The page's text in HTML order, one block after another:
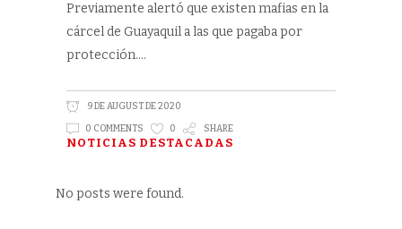
Previamente alertó que existen mafias en la
cárcel de Guayaquil a las que pagaba por
protección.
9 DE AUGUST DE 2020
0 COMMENTS 0 SHARE
NOTICIAS DESTACADAS
No posts were found.